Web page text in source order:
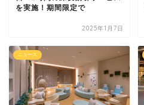
を実施！期間限定で
2025年1月7日
ニュース